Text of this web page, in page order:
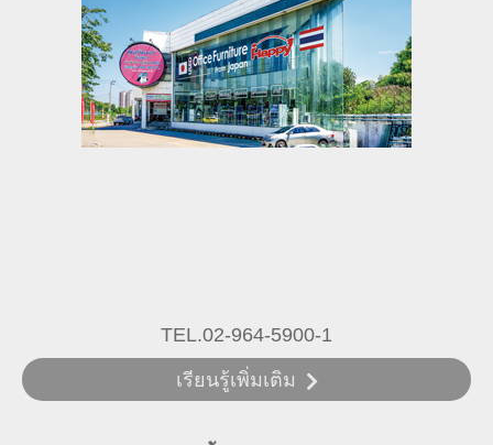
TEL.02-964-5900-1
เรียนรู้เพิ่มเติม